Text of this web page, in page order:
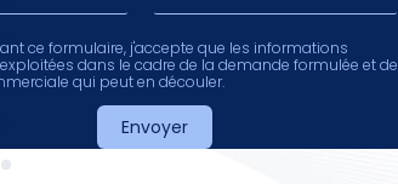
ce formulaire, j'accepte que les informations
dans le cadre de la demande formulée et de
qui peut en découler.